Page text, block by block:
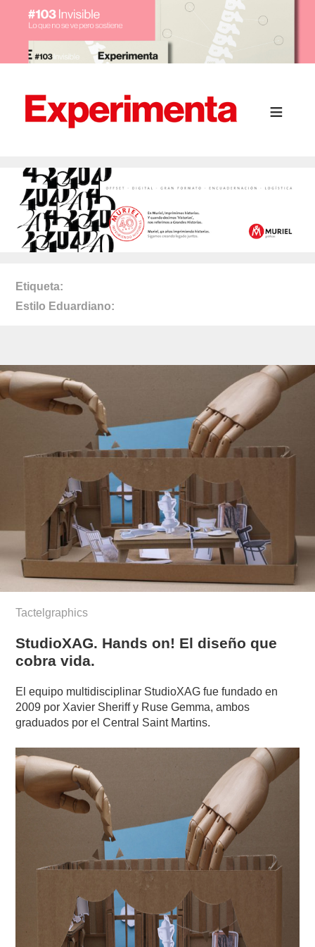
Etiqueta
Estilo Eduardiano
Tactelgraphics
StudioXAG. Hands on! El diseño que
cobra vida.
El equipo multidisciplinar StudioXAG fue fundado en
2009 por Xavier Sheriff y Ruse Gemma, ambos
graduados por el Central Saint Martins.